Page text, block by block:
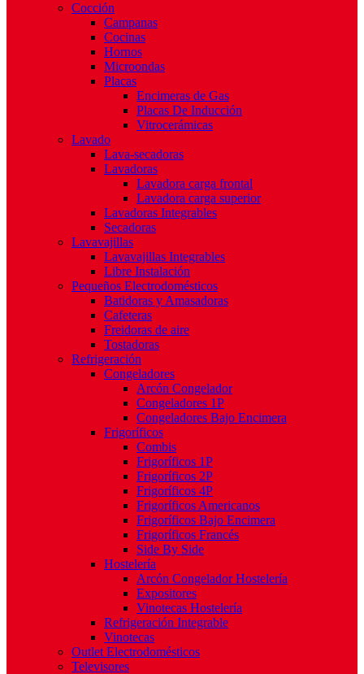
Cocción
Campanas
Cocinas
Hornos
Microondas
Placas
Encimeras de Gas
Placas De Inducción
Vitrocerámicas
Lavado
Lava-secadoras
Lavadoras
Lavadora carga frontal
Lavadora carga superior
Lavadoras Integrables
Secadoras
Lavavajillas
Lavavajillas Integrables
Libre Instalación
Pequeños Electrodomésticos
Batidoras y Amasadoras
Cafeteras
Freidoras de aire
Tostadoras
Refrigeración
Congeladores
Arcón Congelador
Congeladores 1P
Congeladores Bajo Encimera
Frigoríficos
Combis
Frigoríficos 1P
Frigoríficos 2P
Frigoríficos 4P
Frigoríficos Americanos
Frigoríficos Bajo Encimera
Frigoríficos Francés
Side By Side
Hostelería
Arcón Congelador Hostelería
Expositores
Vinotecas Hostelería
Refrigeración Integrable
Vinotecas
Outlet Electrodomésticos
Televisores